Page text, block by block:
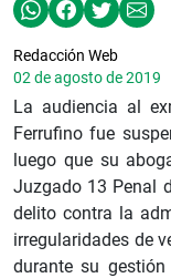
Redacción Web
02 de agosto de 2019
La audiencia al
Ferrufino fue
luego que su
Juzgado 13 Penal
delito contra la
irregularidades de
durante su